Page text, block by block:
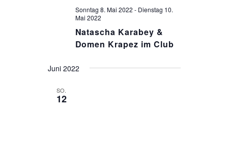
Sonntag 8. Mai 2022 - Dienstag 10.
Mai 2022
Natascha Karabey &
Domen Krapez im Club
Juni 2022
SO.
12